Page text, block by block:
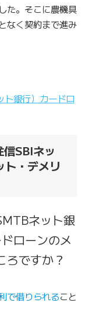
た。そこに農機具
なく契約まで進み
ト銀行）カードロ
SBIネッ
ト・デメリ
ネット銀
ローンのメ
ろですか？
で借りられること